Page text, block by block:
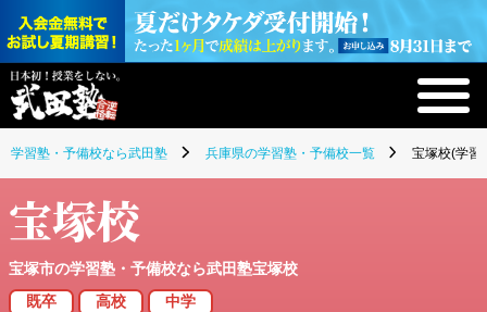
学習塾・予備校なら武田塾 兵庫県の学習塾・予備校一覧 宝塚校(学習
宝塚校
宝塚市の学習塾・予備校なら武田塾宝塚校
既卒 高校 中学